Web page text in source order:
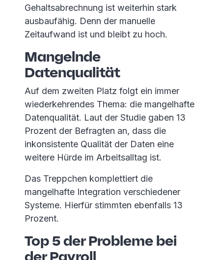
Gehaltsabrechnung ist weiterhin stark
ausbaufähig. Denn der manuelle
Zeitaufwand ist und bleibt zu hoch.
Mangelnde
Datenqualität
Auf dem zweiten Platz folgt ein immer
wiederkehrendes Thema: die mangelhafte
Datenqualität. Laut der Studie gaben 13
Prozent der Befragten an, dass die
inkonsistente Qualität der Daten eine
weitere Hürde im Arbeitsalltag ist.
Das Treppchen komplettiert die
mangelhafte Integration verschiedener
Systeme. Hierfür stimmten ebenfalls 13
Prozent.
Top 5 der Probleme bei
der Payroll